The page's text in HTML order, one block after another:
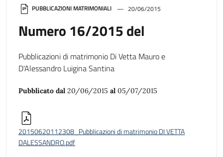
PUBBLICAZIONI MATRIMONIALI 20/06/2015
Numero 16/2015 del
Pubblicazioni di matrimonio Di Vetta Mauro e
D'Alessandro Luigina Santina
Pubblicato dal 20/06/2015 al 05/07/2015
20150620112308_Pubblicazioni di matrimonio DI VETTA
DALESSANDRO.pdf